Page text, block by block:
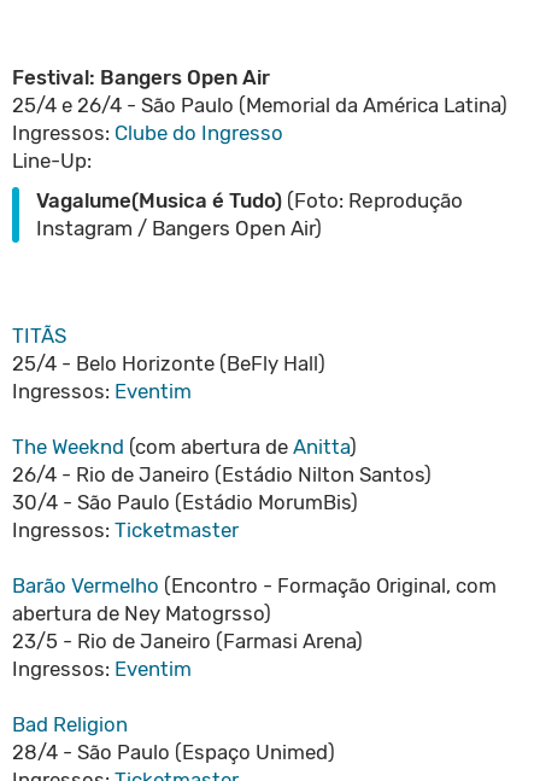
Festival: Bangers Open Air
25/4 e 26/4 - São Paulo (Memorial da América Latina)
Ingressos: Clube do Ingresso
Line-Up:
Vagalume(Musica é Tudo) (Foto: Reprodução
Instagram / Bangers Open Air)
TITÃS
25/4 - Belo Horizonte (BeFly Hall)
Ingressos: Eventim
The Weeknd (com abertura de Anitta)
26/4 - Rio de Janeiro (Estádio Nilton Santos)
30/4 - São Paulo (Estádio MorumBis)
Ingressos: Ticketmaster
Barão Vermelho (Encontro - Formação Original, com
abertura de Ney Matogrsso)
23/5 - Rio de Janeiro (Farmasi Arena)
Ingressos: Eventim
Bad Religion
28/4 - São Paulo (Espaço Unimed)